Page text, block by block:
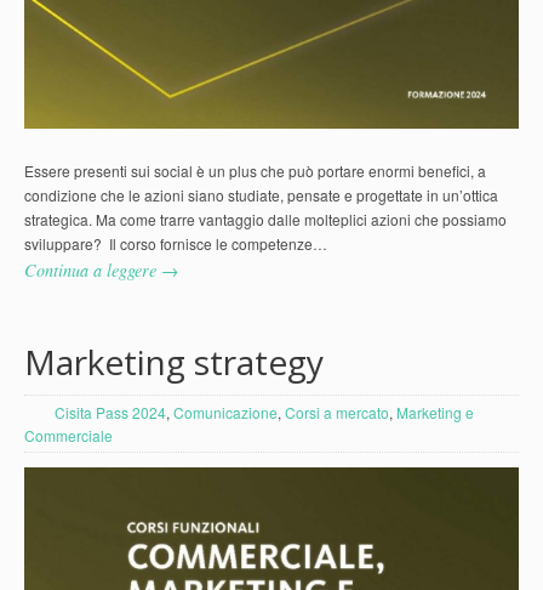
Essere presenti sui social è un plus che può portare enormi benefici, a
condizione che le azioni siano studiate, pensate e progettate in un’ottica
strategica. Ma come trarre vantaggio dalle molteplici azioni che possiamo
sviluppare? Il corso fornisce le competenze…
Continua a leggere →
Marketing strategy
Cisita Pass 2024, Comunicazione, Corsi a mercato, Marketing e
Commerciale